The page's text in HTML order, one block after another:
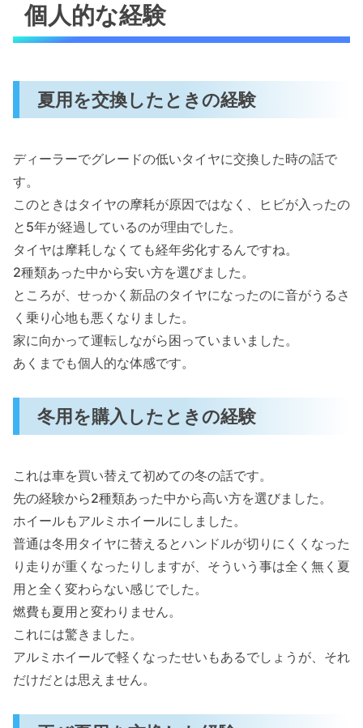
個人的な経験
夏用を交換したときの経験
ディーラーでグレードの低いタイヤに交換した時の話で
す。
このときはタイヤの摩耗が原因ではなく、ヒビが入ったの
と5年が経過しているのが理由でした。
タイヤは摩耗しなくても経年劣化するんですね。
2種類あった中から安い方を選びました。
ところが、せっかく新品のタイヤになったのに音がうるさ
く乗り心地も悪くなりました。
家に向かって運転しながら困っていまいました。
あくまでも個人的な体感です。
冬用を購入したときの経験
これは車を買い替えて初めての冬の話です。
先の経験から2種類あった中から高い方を選びました。
ホイールもアルミホイールにしました。
普通は冬用タイヤに替えるとハンドルが切りにくくなった
り走りが重くなったりしますが、そういう事は全く無く夏
用と全く変わらない感じでした。
燃費も夏用と変わりません。
これには驚きました。
アルミホイールで軽くなったせいもあるでしょうが、それ
だけだとは思えません。